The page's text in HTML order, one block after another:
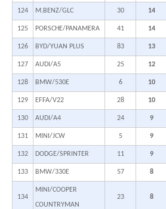
124 M.BENZ/GLC 30 14
125 PORSCHE/PANAMERA 41 14
126 BYD/YUAN PLUS 83 13
127 AUDI/A5 25 12
128 BMW/530E 6 10
129 EFFA/V22 28 10
130 AUDI/A4 24 9
131 MINI/JCW 5 9
132 DODGE/SPRINTER 11 9
133 BMW/330E 57 8
134
MINI/COOPER
COUNTRYMAN
23 8